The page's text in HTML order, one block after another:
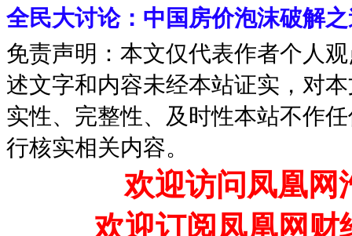
全民大讨论：中国房价泡沫破解
免责声明：本文仅代表作者个人
述文字和内容未经本站证实，对
实性、完整性、及时性本站不作
行核实相关内容。
欢迎访问凤凰网
欢迎订阅凤凰网财